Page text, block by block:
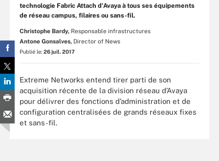
technologie Fabric Attach d'Avaya à tous ses équipements
de réseau campus, filaires ou sans-fil.
Christophe Bardy, Responsable infrastructures
Antone Gonsalves, Director of News
Publié le: 26 juil. 2017
Extreme Networks entend tirer parti de son
acquisition récente de la division réseau d’Avaya
pour délivrer des fonctions d’administration et de
configuration centralisées de grands réseaux fixes
et sans-fil.